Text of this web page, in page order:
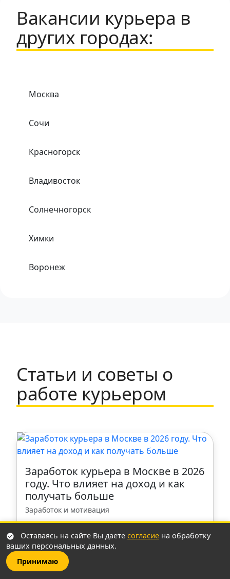
Вакансии курьера в
других городах:
Москва
Сочи
Красногорск
Владивосток
Солнечногорск
Химки
Воронеж
Набережные Челны
Санкт-Петербург
Казань
Ростов-на-Дону
Ступино
Ульяновск
Статьи и советы о
работе курьером
Заработок курьера в Москве в 2026
году. Что влияет на доход и как
получать больше
Заработок и мотивация
окончательно созрел. Эпоха «легких денег»
сменилась эпохой «профессиональной
стратегии». Сегодня зарплата курьера в
Оставаясь на сайте Вы даете согласие на обработку
ваших персональных данных.
Принимаю